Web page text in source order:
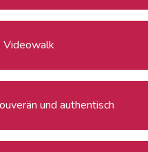
Videowalk
und authentisch